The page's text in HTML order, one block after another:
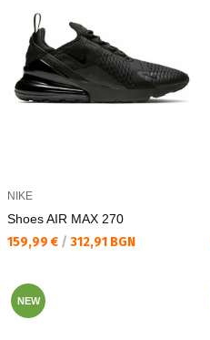
NIKE
Shoes AIR MAX 270
Текуща цена:
159,99 € / 312,91 BGN
NEW